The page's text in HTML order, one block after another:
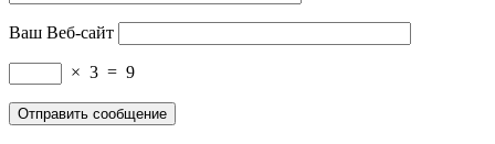
Ваш Веб-сайт
× 3 = 9